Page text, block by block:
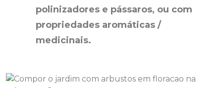
polinizadores e pássaros, ou com
propriedades aromáticas /
medicinais.